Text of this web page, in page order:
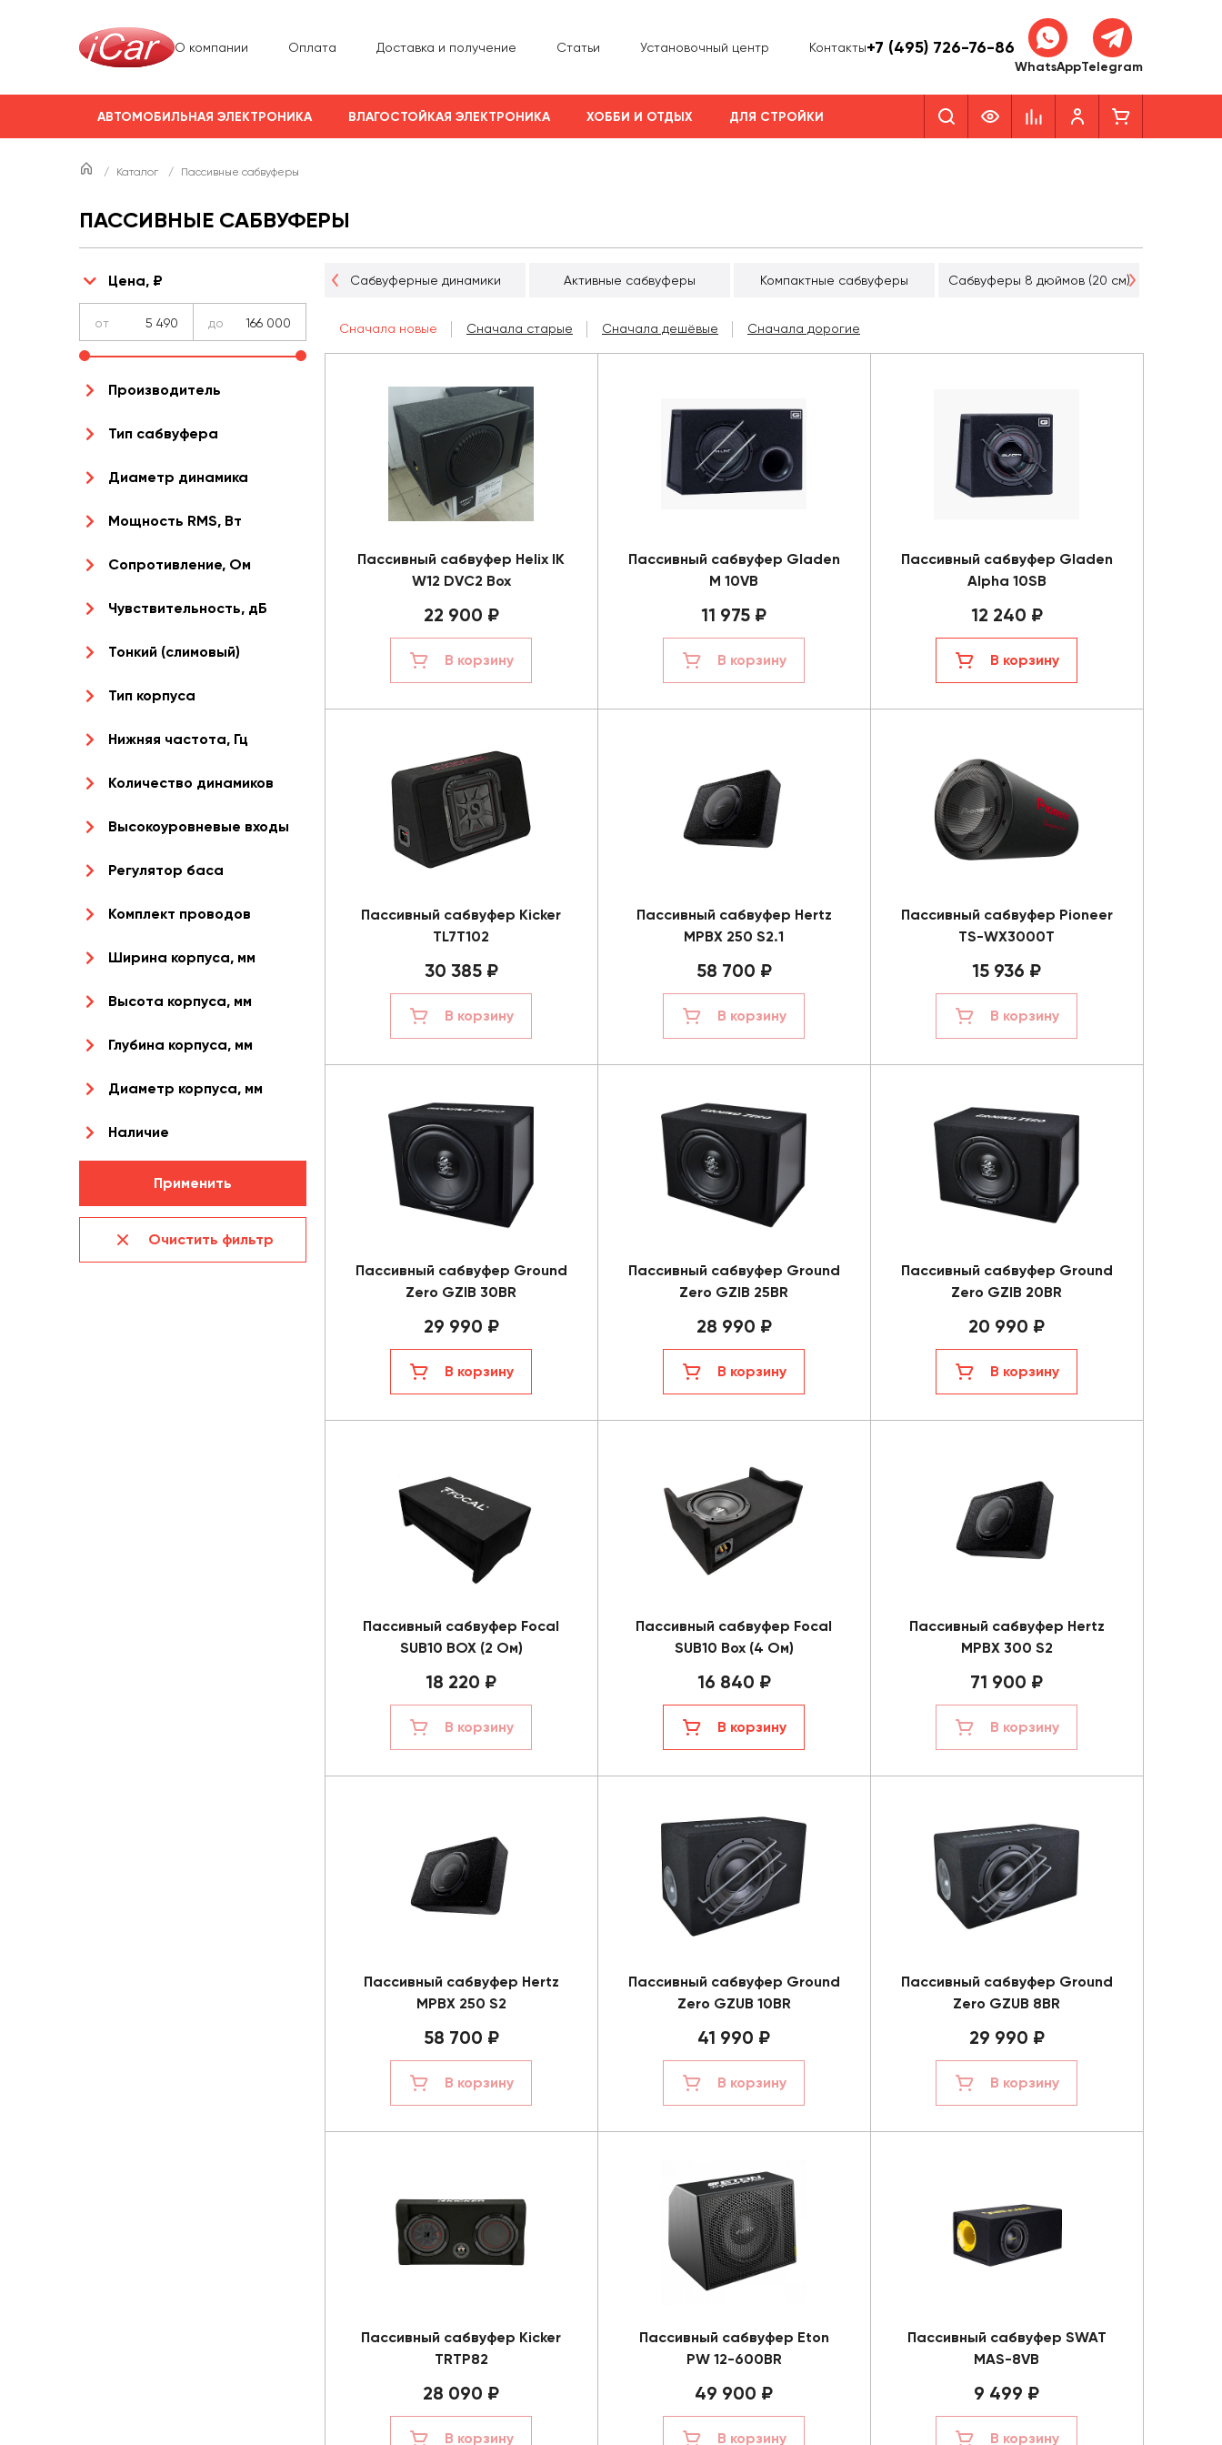
О компании Оплата Доставка и получение Статьи Установочный центр Контакты+7 (495) 726-76-86
WhatsAppTelegram
АВТОМОБИЛЬНАЯ ЭЛЕКТРОНИКА ВЛАГОСТОЙКАЯ ЭЛЕКТРОНИКА ХОББИ И ОТДЫХ ДЛЯ СТРОЙКИ
/ Каталог / Пассивные сабвуферы
ПАССИВНЫЕ САБВУФЕРЫ
Цена, ₽
от до
Производитель
Тип сабвуфера
Диаметр динамика
Мощность RMS, Вт
Сопротивление, Ом
Чувствительность, дБ
Тонкий (слимовый)
Тип корпуса
Нижняя частота, Гц
Количество динамиков
Высокоуровневые входы
Регулятор баса
Комплект проводов
Ширина корпуса, мм
Высота корпуса, мм
Глубина корпуса, мм
Диаметр корпуса, мм
Наличие
Применить
Очистить фильтр
Сабвуферы 15 дюймов (38
Сабвуферные динамики Активные сабвуферы Компактные сабвуферы Сабвуферы 8 дюймов (20 см)
Сначала новые Сначала старые Сначала дешёвые Сначала дорогие
Пассивный сабвуфер Helix IK
W12 DVC2 Box
22 900 ₽
В корзину
Пассивный сабвуфер Gladen
M 10VB
11 975 ₽
В корзину
Пассивный сабвуфер Gladen
Alpha 10SB
12 240 ₽
В корзину
Пассивный сабвуфер Kicker
TL7T102
30 385 ₽
В корзину
Пассивный сабвуфер Hertz
MPBX 250 S2.1
58 700 ₽
В корзину
Пассивный сабвуфер Pioneer
TS-WX3000T
15 936 ₽
В корзину
Пассивный сабвуфер Ground
Zero GZIB 30BR
29 990 ₽
В корзину
Пассивный сабвуфер Ground
Zero GZIB 25BR
28 990 ₽
В корзину
Пассивный сабвуфер Ground
Zero GZIB 20BR
20 990 ₽
В корзину
Пассивный сабвуфер Focal
SUB10 BOX (2 Ом)
18 220 ₽
В корзину
Пассивный сабвуфер Focal
SUB10 Box (4 Ом)
16 840 ₽
В корзину
Пассивный сабвуфер Hertz
MPBX 300 S2
71 900 ₽
В корзину
Пассивный сабвуфер Hertz
MPBX 250 S2
58 700 ₽
В корзину
Пассивный сабвуфер Ground
Zero GZUB 10BR
41 990 ₽
В корзину
Пассивный сабвуфер Ground
Zero GZUB 8BR
29 990 ₽
В корзину
Пассивный сабвуфер Kicker
TRTP82
28 090 ₽
В корзину
Пассивный сабвуфер Eton
PW 12-600BR
49 900 ₽
В корзину
Пассивный сабвуфер SWAT
MAS-8VB
9 499 ₽
В корзину